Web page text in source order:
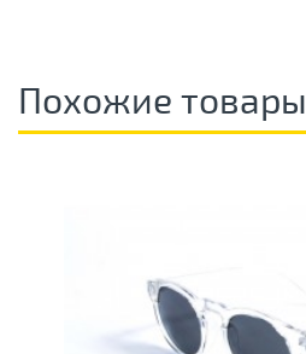
Похожие товары